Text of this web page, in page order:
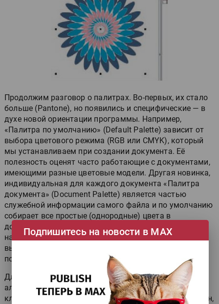
Продолжим разговор о палитрах. Во-первых, их стало
больше (Pantone), но появились и специфические — в
духе новой ориентации программы. Например,
«Палитра по умолчанию» (Default Palette) зависит от
выбора цветового режима (RGB или CMYK), который
мы устанавливаем при создании документа. Её
полезность оценят часто работающие с документами,
имеющими разные цветовые модели. Другая новинка,
индивидуальная для каждого документа «Палитра
документа» (Document Palette) является частью
служебной информации самого файла и по умолчанию
собирает все простые (однородные) цвета в
документе. Если предстоит доработка изображения,
например, добавление деталей в логотип, можно
вызвать её и назначать цвет новым деталям без
поиска.
Для любителей повышенной точности предложена
альтернатива создания и преобразования
классических объектов (прямоугольник, овал, полигон,
Подпишитесь на новости в МАХ